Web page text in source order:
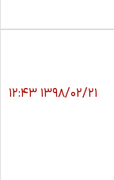
۱۳۹۸/۰۲/۲۱ ۱۲:۴۳